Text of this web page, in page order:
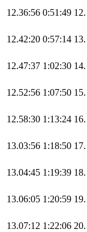
12.36:56 0:51:49 12.
12.42:20 0:57:14 13.
12.47:37 1:02:30 14.
12.52:56 1:07:50 15.
12.58:30 1:13:24 16.
13.03:56 1:18:50 17.
13.04:45 1:19:39 18.
13.06:05 1:20:59 19.
13.07:12 1:22:06 20.